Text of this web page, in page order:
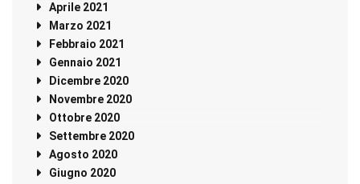
Aprile 2021
Marzo 2021
Febbraio 2021
Gennaio 2021
Dicembre 2020
Novembre 2020
Ottobre 2020
Settembre 2020
Agosto 2020
Giugno 2020